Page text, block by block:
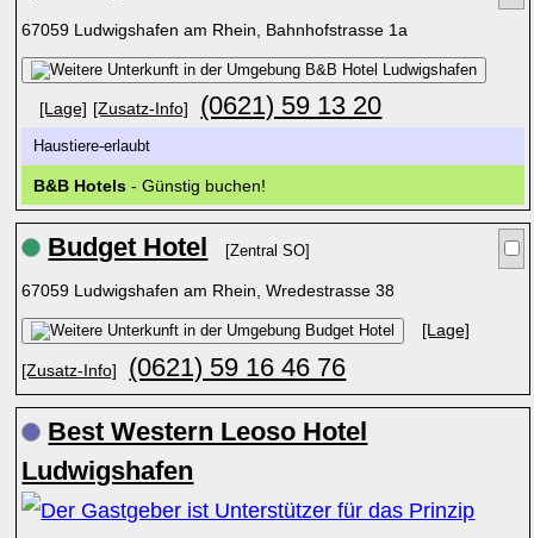
67059 Ludwigshafen am Rhein, Bahnhofstrasse 1a
[Lage] [Zusatz-Info] (0621) 59 13 20
Haustiere-erlaubt
B&B Hotels - Günstig buchen!
Budget Hotel [Zentral SO]
67059 Ludwigshafen am Rhein, Wredestrasse 38
[Lage]
[Zusatz-Info] (0621) 59 16 46 76
Best Western Leoso Hotel
Ludwigshafen